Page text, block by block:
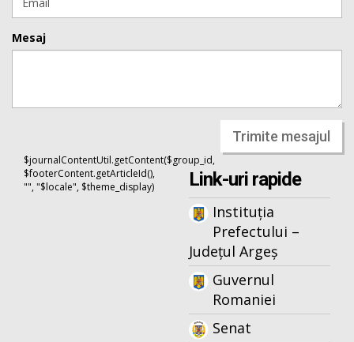
Mesaj
Trimite mesajul
$journalContentUtil.getContent($group_id,
$footerContent.getArticleId(),
"", "$locale", $theme_display)
Link-uri rapide
Instituția
Prefectului –
Județul Argeș
Guvernul
Romaniei
Senat